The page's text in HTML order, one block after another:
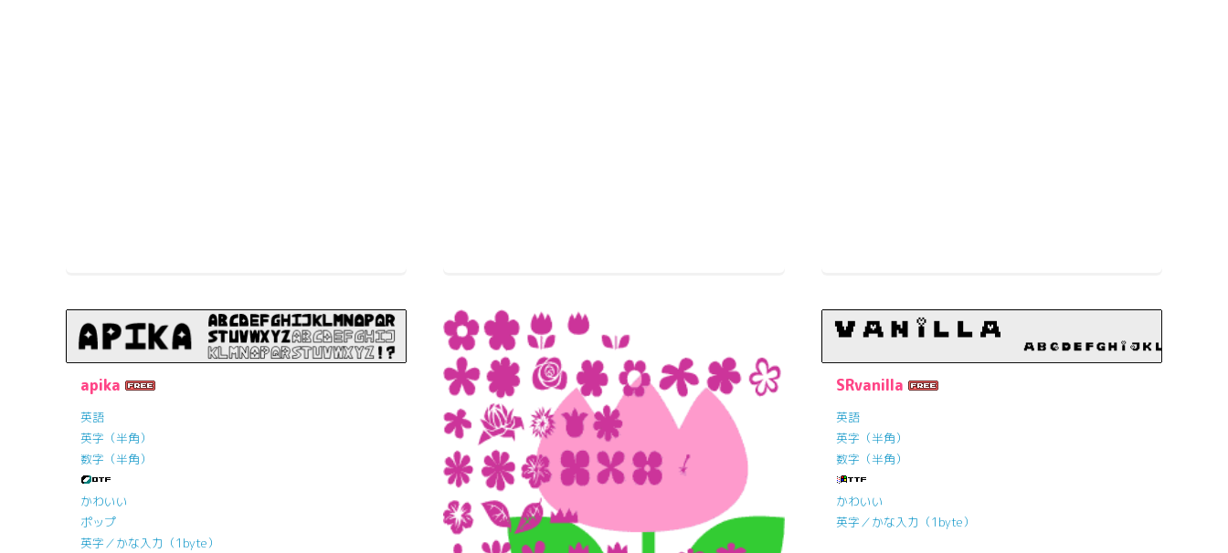
apika
英語
英字（半角）
数字（半角）
かわいい
ポップ
英字／かな入力（1byte）
SRvanilla
英語
英字（半角）
数字（半角）
かわいい
英字／かな入力（1byte）